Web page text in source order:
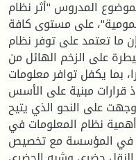
المدروس "أثر نظام
على مستوى كافة
إن ما تعتمد على توفر نظام
على الزخم الهائل من
بما يكفل توافر معلومات
قرارات مبنية على الأسس
على النحو الذي يتيح
نظام المعلومات في
في المؤسسة مع تخصيص